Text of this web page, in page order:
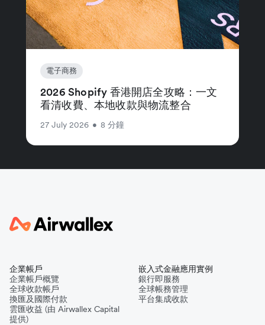
電子商務
2026 Shopify 香港開店全攻略：一文
看清收費、本地收款與物流整合
27 July 2026 • 8 分鐘
企業帳戶
企業帳戶概覽
全球收款帳戶
換匯及國際付款
雲匯收益 (由 Airwallex Capital
提供)
嵌入式金融應用實例
銀行即服務
全球帳務管理
平台集成收款